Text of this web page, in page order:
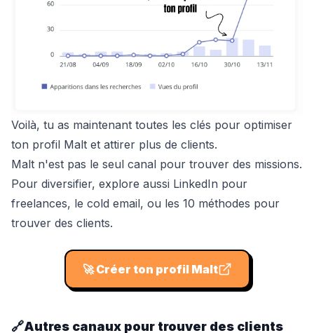
Voilà, tu as maintenant toutes les clés pour optimiser
ton profil Malt et attirer plus de clients.
Malt n'est pas le seul canal pour trouver des missions.
Pour diversifier, explore aussi LinkedIn pour
freelances, le cold email, ou les 10 méthodes pour
trouver des clients.
🚀Créer ton profil Malt
🔗Autres canaux pour trouver des clients